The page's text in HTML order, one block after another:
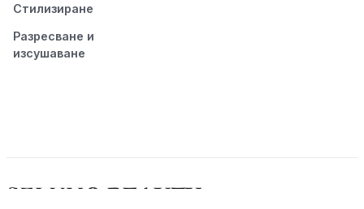
Стилизиране
Разресване и
изсушаване